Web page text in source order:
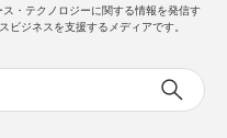
・テクノロジーに関する情報を発信す
ビジネスを支援するメディアです。